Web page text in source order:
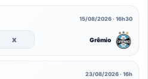
15/08/2026 · 16h30
x Grêmio
23/08/2026 · 16h